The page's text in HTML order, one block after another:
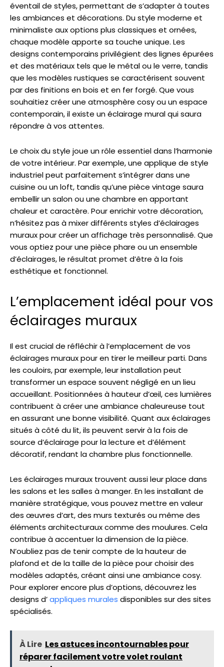
éventail de styles, permettant de s’adapter à toutes
les ambiances et décorations. Du style moderne et
minimaliste aux options plus classiques et ornées,
chaque modèle apporte sa touche unique. Les
designs contemporains privilégient des lignes épurées
et des matériaux tels que le métal ou le verre, tandis
que les modèles rustiques se caractérisent souvent
par des finitions en bois et en fer forgé. Que vous
souhaitiez créer une atmosphère cosy ou un espace
contemporain, il existe un éclairage mural qui saura
répondre à vos attentes.
Le choix du style joue un rôle essentiel dans l’harmonie
de votre intérieur. Par exemple, une applique de style
industriel peut parfaitement s’intégrer dans une
cuisine ou un loft, tandis qu’une pièce vintage saura
embellir un salon ou une chambre en apportant
chaleur et caractère. Pour enrichir votre décoration,
n’hésitez pas à mixer différents styles d’éclairages
muraux pour créer un affichage très personnalisé. Que
vous optiez pour une pièce phare ou un ensemble
d’éclairages, le résultat promet d’être à la fois
esthétique et fonctionnel.
L’emplacement idéal pour vos
éclairages muraux
Il est crucial de réfléchir à l’emplacement de vos
éclairages muraux pour en tirer le meilleur parti. Dans
les couloirs, par exemple, leur installation peut
transformer un espace souvent négligé en un lieu
accueillant. Positionnées à hauteur d’œil, ces lumières
contribuent à créer une ambiance chaleureuse tout
en assurant une bonne visibilité. Quant aux éclairages
situés à côté du lit, ils peuvent servir à la fois de
source d’éclairage pour la lecture et d’élément
décoratif, rendant la chambre plus fonctionnelle.
Les éclairages muraux trouvent aussi leur place dans
les salons et les salles à manger. En les installant de
manière stratégique, vous pouvez mettre en valeur
des œuvres d’art, des murs texturés ou même des
éléments architecturaux comme des moulures. Cela
contribue à accentuer la dimension de la pièce.
N’oubliez pas de tenir compte de la hauteur de
plafond et de la taille de la pièce pour choisir des
modèles adaptés, créant ainsi une ambiance cosy.
Pour explorer encore plus d’options, découvrez les
designs d’appliques murales disponibles sur des sites
spécialisés.
À Lire Les astuces incontournables pour
réparer facilement votre volet roulant